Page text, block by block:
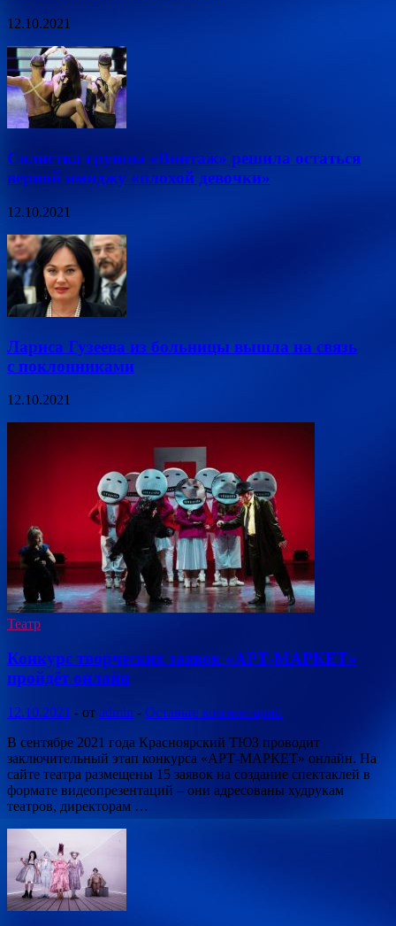
12.10.2021
Солистка группы «Винтаж» решила остаться
верной имиджу «плохой девочки»
12.10.2021
Лариса Гузеева из больницы вышла на связь
с поклонниками
12.10.2021
Театр
Конкурс творческих заявок «АРТ-МАРКЕТ»
пройдёт онлайн
12.10.2021 - от admin - Оставьте комментарий
В сентябре 2021 года Красноярский ТЮЗ проводит
заключительный этап конкурса «АРТ-МАРКЕТ» онлайн. На
сайте театра размещены 15 заявок на создание спектаклей в
формате видеопрезентаций – они адресованы худрукам
театров, директорам …